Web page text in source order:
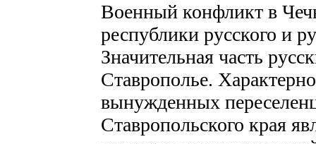
Военный конфликт в
республики русского и
Значительная часть
Ставрополье.
вынужденных
Ставропольского края